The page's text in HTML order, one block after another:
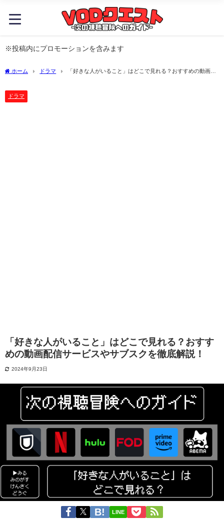
※投稿内にプロモーションを含みます
ホーム ドラマ
「好きな人がいること」はどこで見れる？おすすめの動画配
ドラマ
「好きな人がいること」はどこで見れる？おすす
めの動画配信サービスやサブスクを徹底解説！
2024年9月23日
LINE